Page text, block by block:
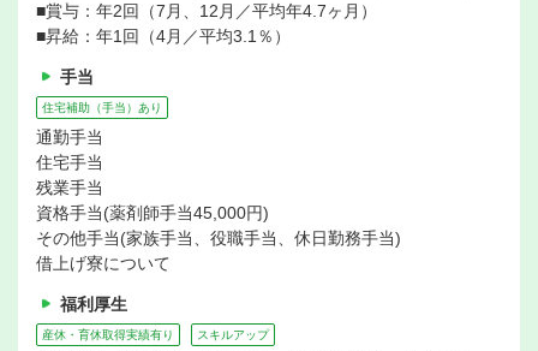
■賞与：年2回（7月、12月／平均年4.7ヶ月）
■昇給：年1回（4月／平均3.1％）
手当
住宅補助（手当）あり
通勤手当
住宅手当
残業手当
資格手当(薬剤師手当45,000円)
その他手当(家族手当、役職手当、休日勤務手当)
借上げ寮について
福利厚生
産休・育休取得実績有り スキルアップ